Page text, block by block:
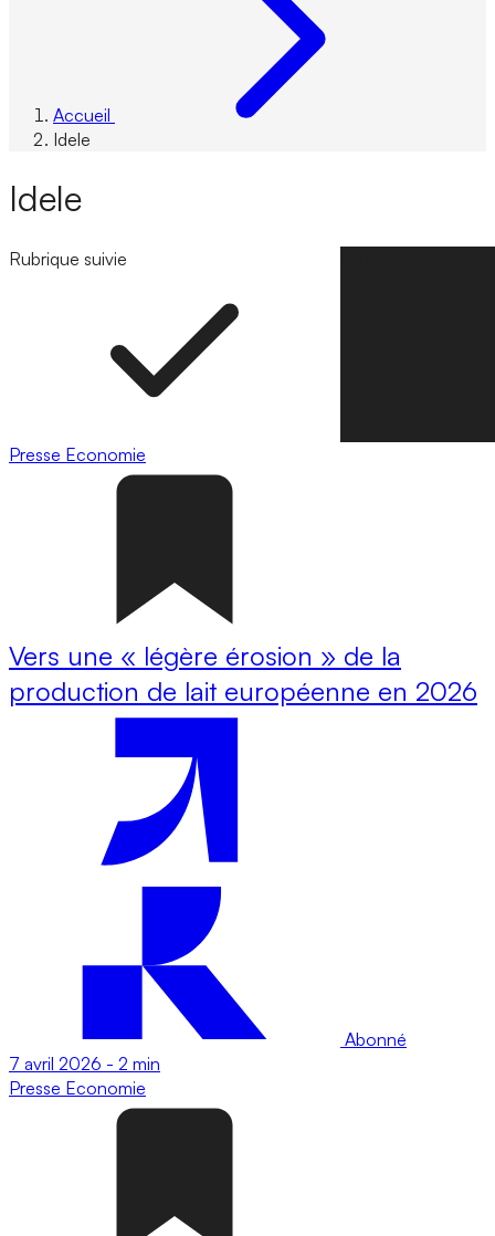
Accueil
Idele
Idele
Rubrique suivie
Presse Economie
Vers une « légère érosion » de la
production de lait européenne en 2026
Abonné
7 avril 2026 - 2 min
Presse Economie